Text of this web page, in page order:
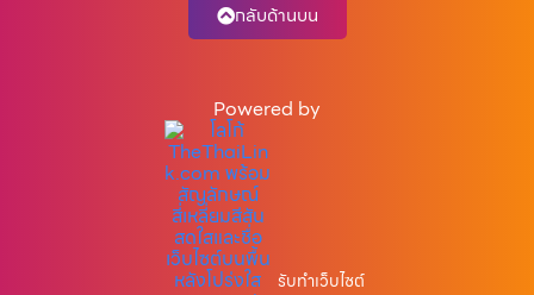
Powered by
รับทำเว็บไซต์
กลับด้านบน